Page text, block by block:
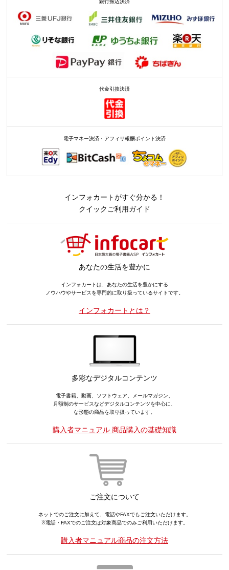
銀行振込決済
代金引換決済
電子マネー決済・アフィリ報酬ポイント決済
インフォカートがすぐ分かる！
クイックご利用ガイド
あなたの生活を豊かに
インフォカートは、あなたの生活を豊かにする
ノウハウやサービスを専門的に取り扱っているサイトです。
インフォカートとは？
多彩なデジタルコンテンツ
電子書籍、動画、ソフトウェア、メールマガジン、
月額制のサービスなどデジタルコンテンツを中心に、
な形態の商品を取り扱っています。
購入者マニュアル 商品購入の基礎知識
ご注文について
ネットでのご注文に加えて、電話やFAXでもご注文いただけます。
※電話・FAXでのご注文は対象商品でのみご利用いただけます。
購入者マニュアル商品の注文方法